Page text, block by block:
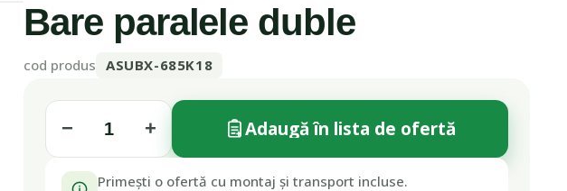
Bare paralele duble
cod produs ASUBX-685K18
− + Adaugă în lista de ofertă
Primești o ofertă cu montaj și transport incluse.